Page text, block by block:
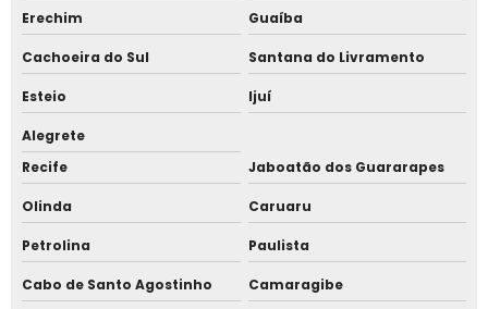
Software para catraca de estacionamento
Software para catraca de piscina
Software para catraca de recepção
Software para controle de acesso
Software para controle de estacionamento
Software para gerenciamento de acesso
Erechim Guaíba
Cachoeira do Sul Santana do Livramento
Esteio Ijuí
Alegrete
Recife
Jaboatão dos Guararapes
Olinda Caruaru
Petrolina Paulista
Cabo de Santo Agostinho Camaragibe